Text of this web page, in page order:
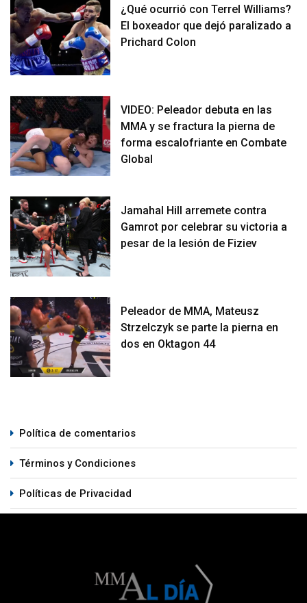
¿Qué ocurrió con Terrel Williams?
El boxeador que dejó paralizado a
Prichard Colon
VIDEO: Peleador debuta en las
MMA y se fractura la pierna de
forma escalofriante en Combate
Global
Jamahal Hill arremete contra
Gamrot por celebrar su victoria a
pesar de la lesión de Fiziev
Peleador de MMA, Mateusz
Strzelczyk se parte la pierna en
dos en Oktagon 44
Política de comentarios
Términos y Condiciones
Políticas de Privacidad